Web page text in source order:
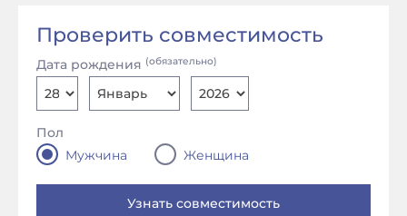
Проверить совместимость
Дата рождения (обязательно)
Пол
Мужчина
Женщина